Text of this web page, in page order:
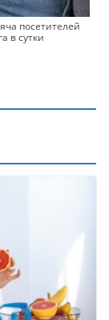
посетителей
в сутки